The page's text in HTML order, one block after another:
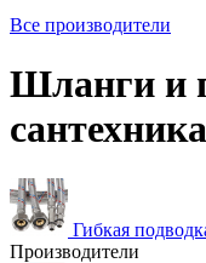
Все производители
Шланги и
сантехника
Гибкая
Производители